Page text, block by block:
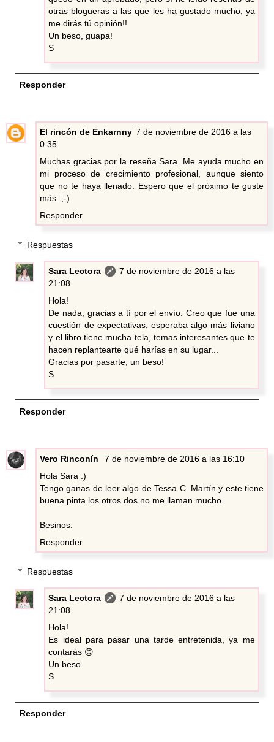
otras blogueras a las que les ha gustado mucho, ya
me dirás tú opinión!!
Un beso, guapa!
S
Responder
El rincón de Enkarnny 7 de noviembre de 2016 a las
0:35
Muchas gracias por la reseña Sara. Me ayuda mucho en
mi proceso de crecimiento profesional, aunque siento
que no te haya llenado. Espero que el próximo te guste
más. ;-)
Responder
Respuestas
Sara Lectora
7 de noviembre de 2016 a las
21:08
Hola!
De nada, gracias a tí por el envío. Creo que fue una
cuestión de expectativas, esperaba algo más liviano
y el libro tiene mucha tela, temas interesantes que te
hacen replantearte qué harías en su lugar...
Gracias por pasarte, un beso!
S
Responder
Vero Rinconín
7 de noviembre de 2016 a las 16:10
Hola Sara :)
Tengo ganas de leer algo de Tessa C. Martín y este tiene
buena pinta los otros dos no me llaman mucho.
Besinos.
Responder
Respuestas
Sara Lectora
7 de noviembre de 2016 a las
21:08
Hola!
Es ideal para pasar una tarde entretenida, ya me
contarás 😊
Un beso
S
Responder